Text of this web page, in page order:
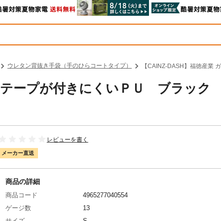
ウレタン背抜き手袋（手のひらコートタイプ） 【CAINZ-DASH】福徳産
テープが付きにくいＰＵ ブラッ
レビューを書く
メーカー直送
商品の詳細
商品コード
4965277040554
ゲージ数
13